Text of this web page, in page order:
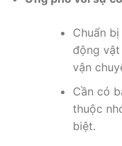
Chuẩn
động
vận
Cần có
thuộc
biệt.